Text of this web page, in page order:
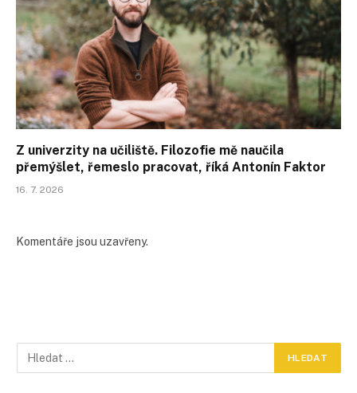
Z univerzity na učiliště. Filozofie mě naučila
přemýšlet, řemeslo pracovat, říká Antonín Faktor
16. 7. 2026
Komentáře jsou uzavřeny.